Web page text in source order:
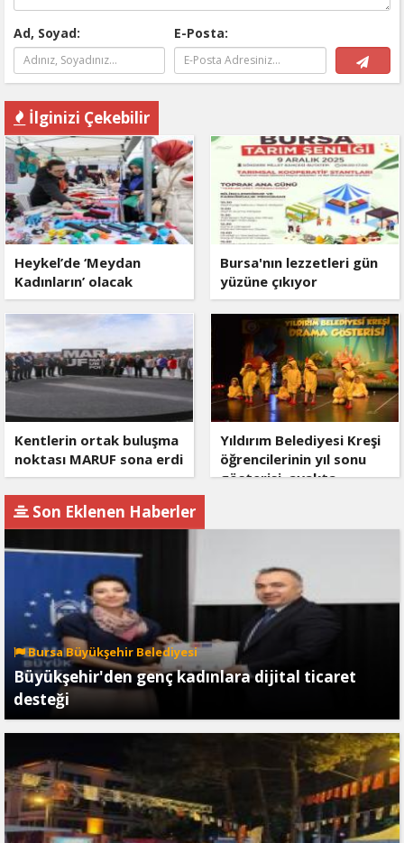
Ad, Soyad: E-Posta:
İlginizi Çekebilir
Heykel’de ‘Meydan
Kadınların’ olacak
Bursa'nın lezzetleri gün
yüzüne çıkıyor
Kentlerin ortak buluşma
noktası MARUF sona erdi
Yıldırım Belediyesi Kreşi
öğrencilerinin yıl sonu
gösterisi, ayakta
Son Eklenen Haberler
Bursa Büyükşehir Belediyesi
Büyükşehir'den genç kadınlara dijital ticaret
desteği